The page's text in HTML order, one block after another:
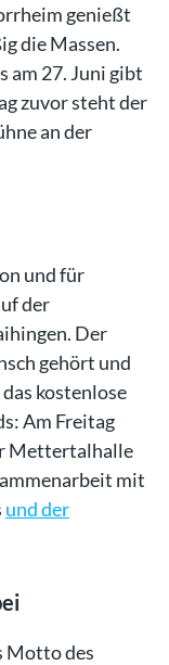
genießt
die Massen.
am 27. Juni gibt
zuvor steht der
an der
und für
der
Der
gehört und
das kostenlose
Am Freitag
Mettertalhalle
mit
und der
Motto des